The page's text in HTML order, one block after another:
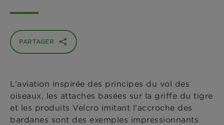
PARTAGER
L’aviation inspirée des principes du vol des
oiseaux, les attaches basées sur la griffe du tigre
et les produits Velcro imitant l'accroche des
bardanes sont des exemples impressionnants